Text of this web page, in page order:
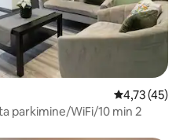
Keskmine
4,73 (45)
Home. Tasuta parkimine/WiFi/10 min 2